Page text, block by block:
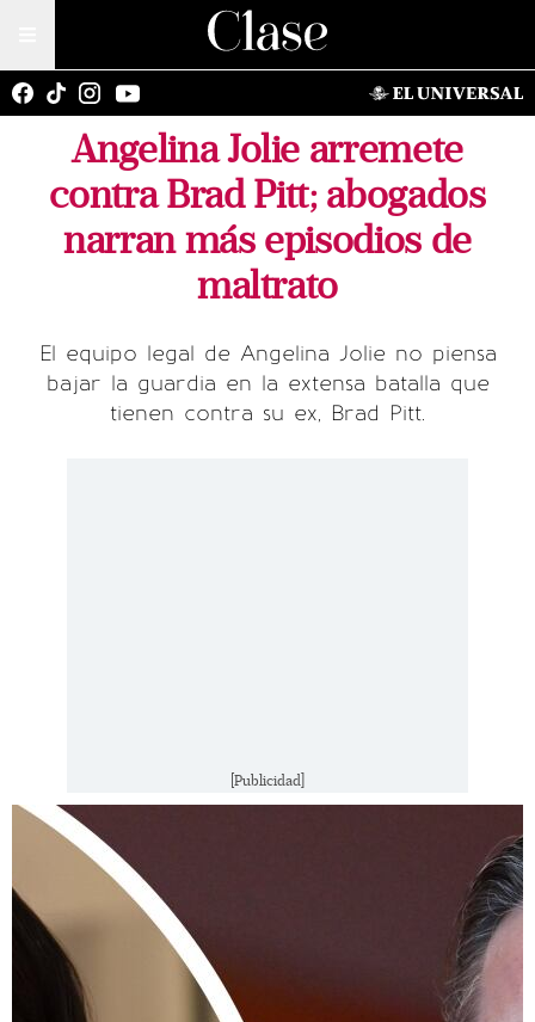
Angelina Jolie arremete
contra Brad Pitt; abogados
narran más episodios de
maltrato
El equipo legal de Angelina Jolie no piensa
bajar la guardia en la extensa batalla que
tienen contra su ex, Brad Pitt.
[Publicidad]